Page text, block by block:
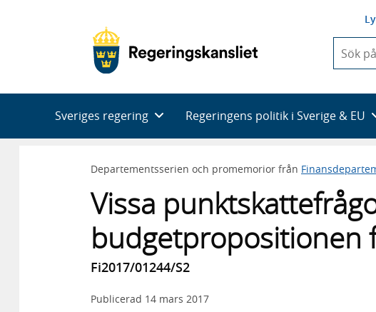
du
skriva
en
med
Sveriges regering Regeringens politik i Sverige & EU
Departementsserien och promemorior från
Vissa
budgetpropositionen
Fi2017/01244/S2
Publicerad 14 mars 2017